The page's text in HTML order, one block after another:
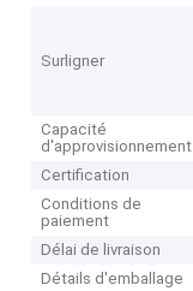
Surligner
Capacité
d'approvisionnement
Certification
Conditions de
paiement
Délai de livraison
Détails d'emballage